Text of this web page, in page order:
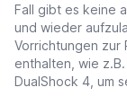
Fall gibt es keine
und wieder
Vorrichtungen zur
enthalten, wie
DualShock 4, um